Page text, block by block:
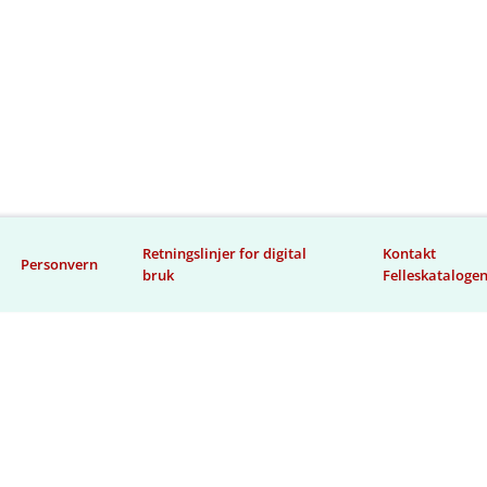
Personvern
Retningslinjer for digital
bruk
Kontakt
Felleskatalogen